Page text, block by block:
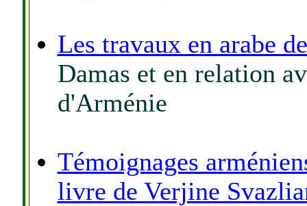
Les travaux en arabe
Damas et en relation
d'Arménie
Témoignages
livre de Verjine